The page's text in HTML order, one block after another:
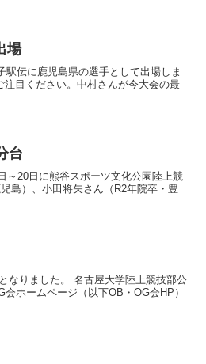
場
伝に鹿児島県の選手として出場しま
目ください。中村さんが今大会の最
台
～20日に熊谷スポーツ文化公園陸上競
島）、小田将矢さん（R2年院卒・豊
なりました。 名古屋大学陸上競技部公
ホームページ（以下OB・OG会HP）